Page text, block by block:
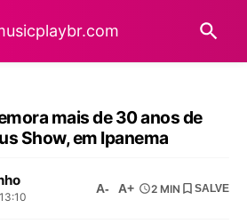
mais de 30 anos de
Show, em Ipanema
A- A+ 2 MIN SALVE